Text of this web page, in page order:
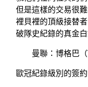
但是這樣的交易很
裡貝裡的頂級接替
破隊史紀錄的真金白
曼聯：博格巴（
歐冠紀錄級別的簽約